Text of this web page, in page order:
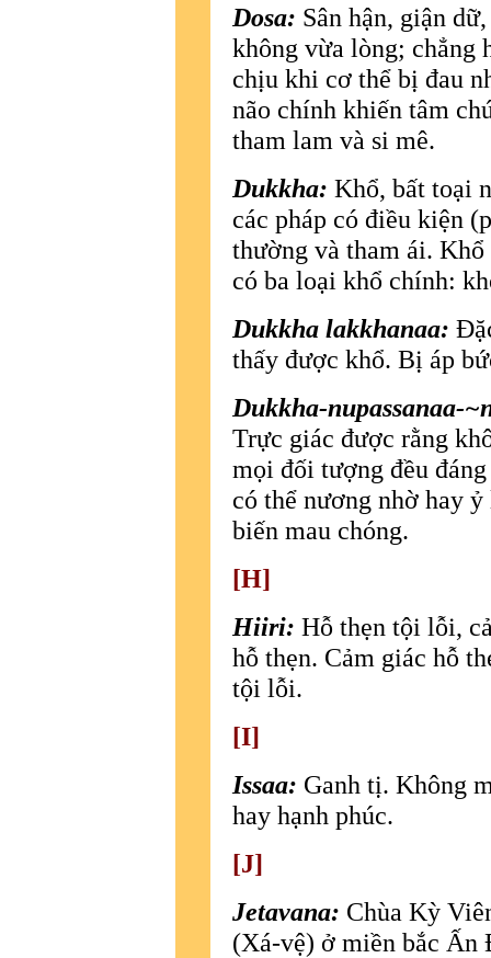
Dosa: Sân hận, giận
không vừa lòng; chẳng
chịu khi cơ thể bị đau
não chính khiến tâm
tham lam và si mê.
Dukkha: Khổ, bất toại
các pháp có điều kiện
thường và tham ái.
có ba loại khổ chính:
Dukkha lakkhanaa:
thấy được khổ. Bị áp
Dukkha-nupassanaa-
Trực giác được rằng
mọi đối tượng đều
có thể nương nhờ hay
biến mau chóng.
[H]
Hiiri: Hỗ thẹn tội lỗi,
hỗ thẹn. Cảm giác hỗ
tội lỗi.
[I]
Issaa: Ganh tị. Không
hay hạnh phúc.
[J]
Jetavana: Chùa Kỳ
(Xá-vệ) ở miền bắc Ấn